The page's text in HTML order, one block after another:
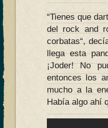
“Tienes que
del rock and
corbatas“,
llega esta
¡Joder! No
entonces los
mucho a la
Había algo ahí